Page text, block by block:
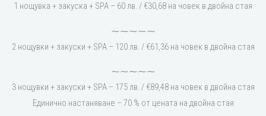
1 нощувка + закуска + SPA – 60 лв. / €30,68 на човек в двойна стая
⁓⁓⁓⁓⁓
2 нощувки + закуски + SPA – 120 лв. / €61,36 на човек в двойна стая
⁓⁓⁓⁓⁓
3 нощувки + закуски + SPA – 175 лв. / €89,48 на човек в двойна стая
Единично настаняване – 70 % от цената на двойна стая